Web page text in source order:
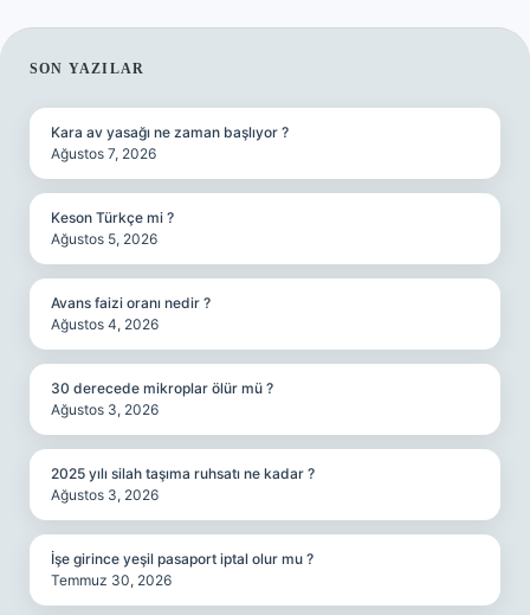
SIDEBAR
SON YAZILAR
Kara av yasağı ne zaman başlıyor ?
Ağustos 7, 2026
Keson Türkçe mi ?
Ağustos 5, 2026
Avans faizi oranı nedir ?
Ağustos 4, 2026
30 derecede mikroplar ölür mü ?
Ağustos 3, 2026
2025 yılı silah taşıma ruhsatı ne kadar ?
Ağustos 3, 2026
İşe girince yeşil pasaport iptal olur mu ?
Temmuz 30, 2026